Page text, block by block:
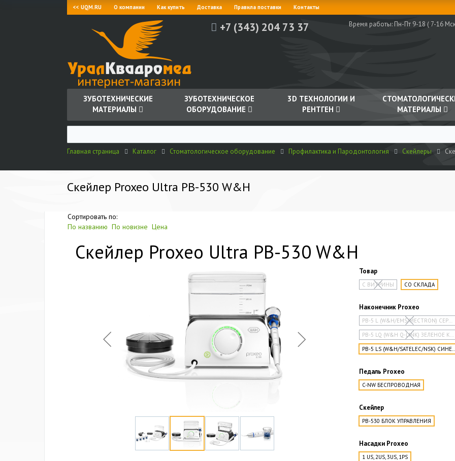
<< UQM.RU О компании Как купить Доставка Правила поставки Контакты
+7 (343) 204 73 37 Время работы:Пн-Пт 9-18 ( 7-16
ЗУБОТЕХНИЧЕСКИЕ
МАТЕРИАЛЫ
ЗУБОТЕХНИЧЕСКОЕ
ОБОРУДОВАНИЕ
3D ТЕХНОЛОГИИ И
РЕНТГЕН
МАТЕРИАЛЫ
Главная страница Каталог Стоматологическое оборудование Профилактика и Пародонтология Скейлеры
Скейлер Proxeo Ultra PB-530 W&H
Сортировать по:
По названию По новизне Цена
Скейлер Proxeo Ultra PB-530 W&H
Товар
С ВИТРИНЫ СО СКЛАДА
Наконечник Proxeo
PB-5 L (W&H/EMS/MECTRON) СЕРОЕ КОЛЬЦО
PB-5 LQ (W&H Q-LINK) ЗЕЛЕНОЕ КОЛЬЦО
PB-5 LS (W&H/
Педаль Proxeo
C-NW БЕСПРОВОДНАЯ
Скейлер
PB-530 БЛОК УПРАВЛЕНИЯ
Насадки Proxeo
1 US, 2US, 3US, 1PS